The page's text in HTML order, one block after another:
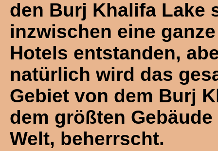
den Burj Khalifa Lake
inzwischen eine
Hotels entstanden,
natürlich wird das
Gebiet von dem Burj
dem größten Gebäude
Welt, beherrscht.